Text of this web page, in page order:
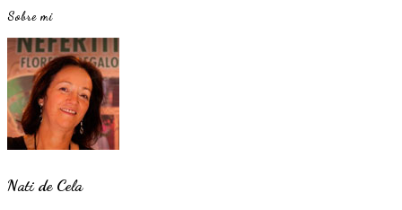
Sobre mi
Nati de Cela